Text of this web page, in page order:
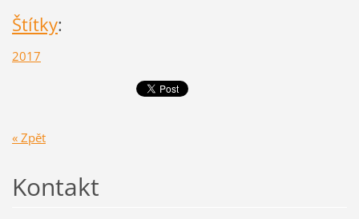
Štítky:
2017
« Zpět
Kontakt